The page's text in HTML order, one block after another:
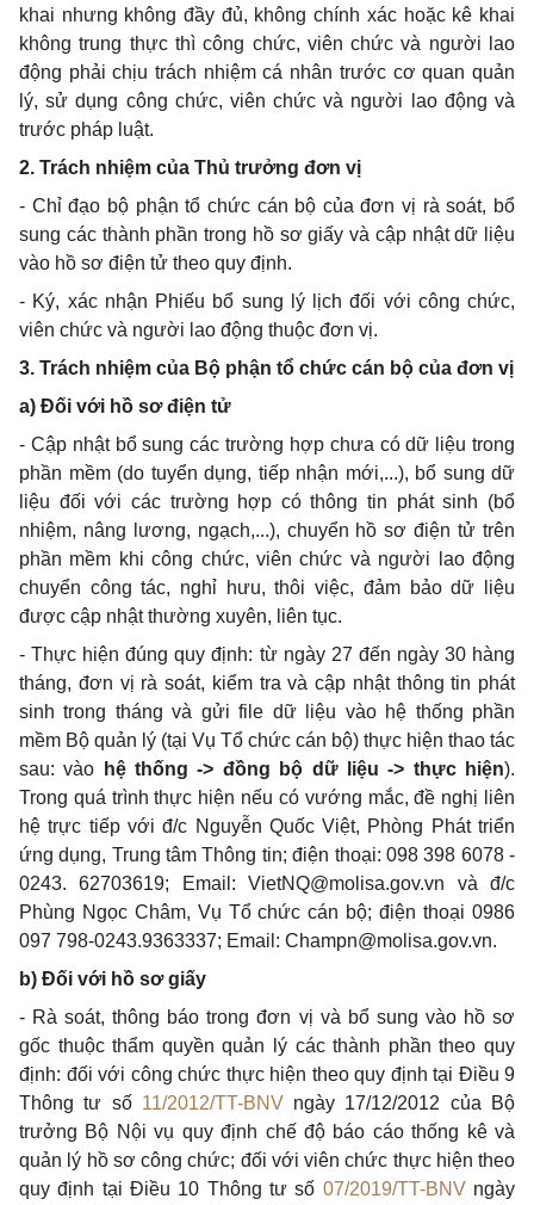
khai nhưng không đầy đủ, không chính xác hoặc kê khai
không trung thực thì công chức, viên chức và người lao
động phải chịu trách nhiệm cá nhân trước cơ quan quản
lý, sử dụng công chức, viên chức và người lao động và
trước pháp luật.
2. Trách nhiệm của Thủ trưởng đơn vị
- Chỉ đạo bộ phận tổ chức cán bộ của đơn vị rà soát, bổ
sung các thành phần trong hồ sơ giấy và cập nhật dữ liệu
vào hồ sơ điện tử theo quy định.
- Ký, xác nhận Phiếu bổ sung lý lịch đối với công chức,
viên chức và người lao động thuộc đơn vị.
3. Trách nhiệm của Bộ phận tổ chức cán bộ của đơn vị
a) Đối với hồ sơ điện tử
- Cập nhật bổ sung các trường hợp chưa có dữ liệu trong
phần mềm (do tuyển dụng, tiếp nhận mới,...), bổ sung dữ
liệu đối với các trường hợp có thông tin phát sinh (bổ
nhiệm, nâng lương, ngạch,...), chuyển hồ sơ điện tử trên
phần mềm khi công chức, viên chức và người lao động
chuyển công tác, nghỉ hưu, thôi việc, đảm bảo dữ liệu
được cập nhật thường xuyên, liên tục.
- Thực hiện đúng quy định: từ ngày 27 đến ngày 30 hàng
tháng, đơn vị rà soát, kiểm tra và cập nhật thông tin phát
sinh trong tháng và gửi file dữ liệu vào hệ thống phần
mềm Bộ quản lý (tại Vụ Tổ chức cán bộ) thực hiện thao tác
sau: vào
hệ thống -> đồng bộ dữ liệu -> thực hiện).
Trong quá trình thực hiện nếu có vướng mắc, đề nghị liên
hệ trực tiếp với đ/c Nguyễn Quốc Việt, Phòng Phát triển
ứng dụng, Trung tâm Thông tin; điện thoại: 098 398 6078 -
0243. 62703619; Email:VietNQ@molisa.gov.vn
và đ/c
Phùng Ngọc Châm, Vụ Tổ chức cán bộ; điện thoại 0986
097 798-0243.9363337; Email: Champn@molisa.gov.vn.
b) Đối với hồ sơ giấy
- Rà soát, thông báo trong đơn vị và bổ sung vào hồ sơ
gốc thuộc thẩm quyền quản lý các thành phần theo quy
định: đối với công chức thực hiện theo quy định tại Điều 9
Thông tư số 11/2012/TT-BNVngày 17/12/2012 của Bộ
trưởng Bộ Nội vụ quy định chế độ báo cáo thống kê và
quản lý hồ sơ công chức; đối với viên chức thực hiện theo
quy định tại Điều 10 Thông tư số 07/2019/TT-BNVngày